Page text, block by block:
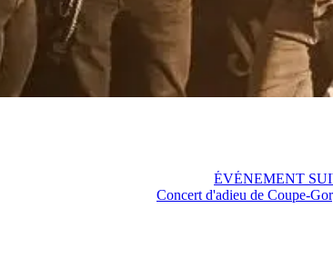
ÉVÉNEMENT
Concert d'adieu de Coupe-